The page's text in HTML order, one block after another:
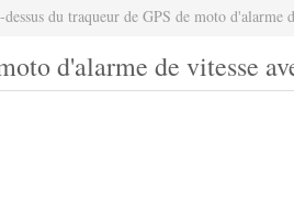
du traqueur de GPS de moto d'alarme
d'alarme de vitesse